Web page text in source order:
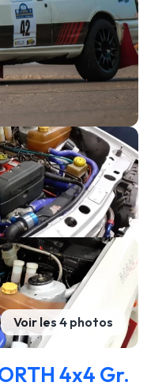
Voir les 4 photos
4x4 Gr.